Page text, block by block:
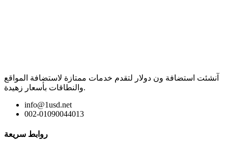
آنشئت استضافة ون دولار لتقدم خدمات ممتازة لاستضافة المواقع
والنطاقات بأسعار زهيدة.
info@1usd.net
002-01090044013
روابط سريعة